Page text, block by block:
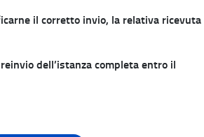
il corretto invio, la relativa ricevuta
dell’istanza completa entro il